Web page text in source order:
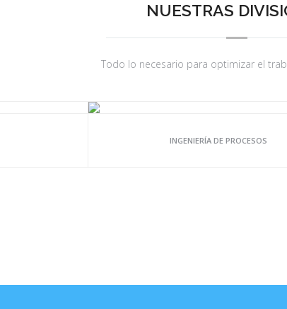
NUESTRAS
Todo lo necesario para optimizar el
INGENIERÍA DE PROCESOS